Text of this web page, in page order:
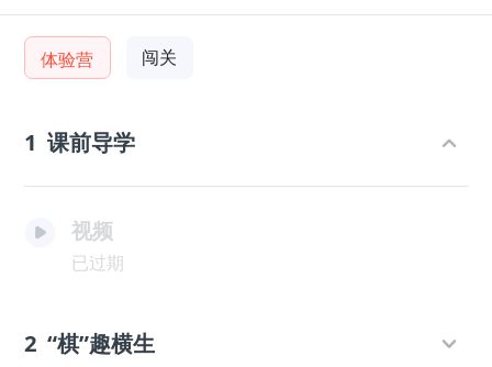
体验营 闯关
1 课前导学
视频
已过期
2 “棋”趣横生